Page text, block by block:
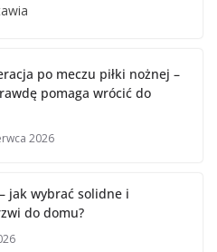
po meczu piłki nożnej –
pomaga wrócić do
2026
jak wybrać solidne i
do domu?